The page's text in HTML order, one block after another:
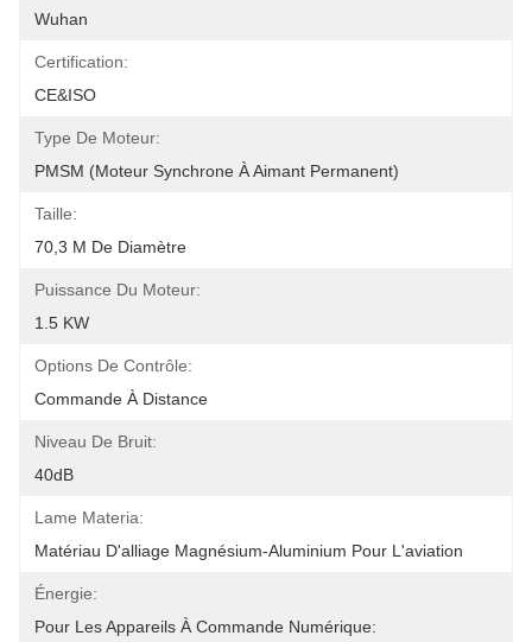
Wuhan
Certification:
CE&ISO
Type De Moteur:
PMSM (moteur Synchrone À Aimant Permanent)
Taille:
70,3 M De Diamètre
Puissance Du Moteur:
1.5 KW
Options De Contrôle:
Commande À Distance
Niveau De Bruit:
40dB
Lame Materia:
Matériau D'alliage Magnésium-Aluminium Pour L'aviation
Énergie:
Pour Les Appareils À Commande Numérique: